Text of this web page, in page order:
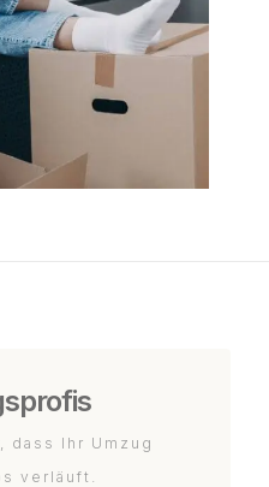
dass Ihr Umzug
verläuft.